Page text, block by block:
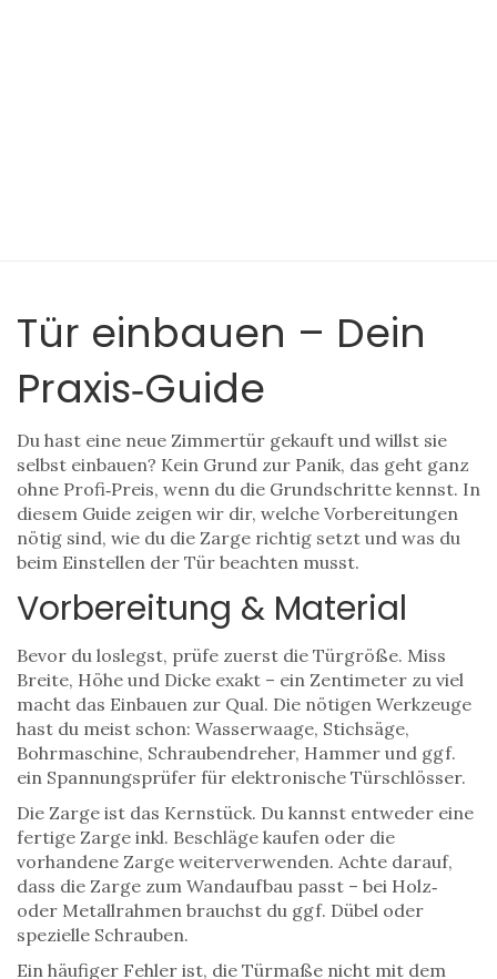
Tür einbauen – Dein
Praxis‑Guide
Du hast eine neue Zimmertür gekauft und willst sie
selbst einbauen? Kein Grund zur Panik, das geht ganz
ohne Profi‑Preis, wenn du die Grundschritte kennst. In
diesem Guide zeigen wir dir, welche Vorbereitungen
nötig sind, wie du die Zarge richtig setzt und was du
beim Einstellen der Tür beachten musst.
Vorbereitung & Material
Bevor du loslegst, prüfe zuerst die Türgröße. Miss
Breite, Höhe und Dicke exakt – ein Zentimeter zu viel
macht das Einbauen zur Qual. Die nötigen Werkzeuge
hast du meist schon: Wasserwaage, Stichsäge,
Bohrmaschine, Schraubendreher, Hammer und ggf.
ein Spannungsprüfer für elektronische Türschlösser.
Die Zarge ist das Kernstück. Du kannst entweder eine
fertige Zarge inkl. Beschläge kaufen oder die
vorhandene Zarge weiterverwenden. Achte darauf,
dass die Zarge zum Wandaufbau passt – bei Holz‑
oder Metallrahmen brauchst du ggf. Dübel oder
spezielle Schrauben.
Ein häufiger Fehler ist, die Türmaße nicht mit dem